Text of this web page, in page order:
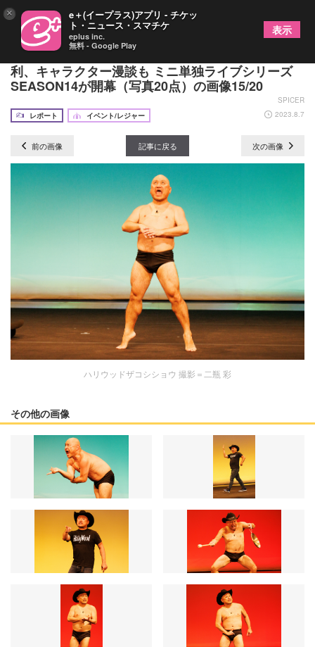
ハリウッドザコシショウがものまね30連発、ゲロ喜
利、キャラクター漫談も ミニ単独ライブシリーズ
SEASON14が開幕（写真20点）の画像15/20
SPICER
レポート
イベント/レジャー 2023.8.7
前の画像 記事に戻る 次の画像
ハリウッドザコシショウ 撮影＝二瓶 彩
その他の画像
× e＋(イープラス)アプリ - チケッ
ト・ニュース・スマチケ
eplus inc.
無料 - Google Play
表示